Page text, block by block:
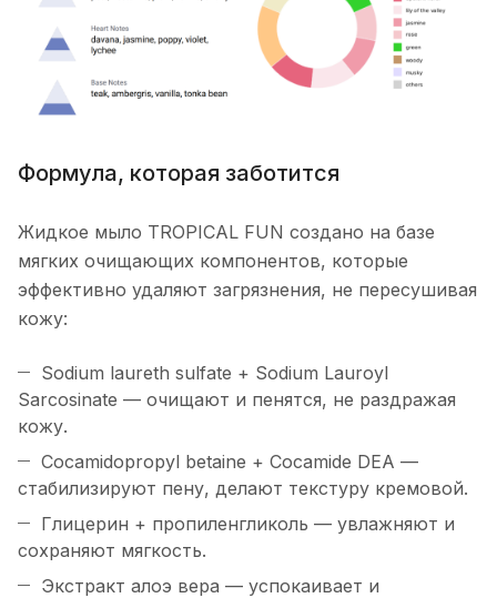
Формула, которая заботится
Жидкое мыло TROPICAL FUN создано на базе
мягких очищающих компонентов, которые
эффективно удаляют загрязнения, не пересушивая
кожу:
Sodium laureth sulfate + Sodium Lauroyl
Sarcosinate — очищают и пенятся, не раздражая
кожу.
Cocamidopropyl betaine + Cocamide DEA —
стабилизируют пену, делают текстуру кремовой.
Глицерин + пропиленгликоль — увлажняют и
сохраняют мягкость.
Экстракт алоэ вера — успокаивает и